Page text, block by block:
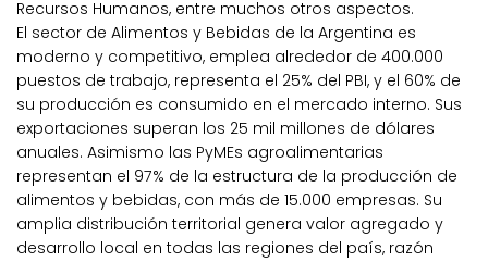
Recursos Humanos, entre muchos otros aspectos.
El sector de Alimentos y Bebidas de la Argentina es
moderno y competitivo, emplea alrededor de 400.000
puestos de trabajo, representa el 25% del PBI, y el 60% de
su producción es consumido en el mercado interno. Sus
exportaciones superan los 25 mil millones de dólares
anuales. Asimismo las PyMEs agroalimentarias
representan el 97% de la estructura de la producción de
alimentos y bebidas, con más de 15.000 empresas. Su
amplia distribución territorial genera valor agregado y
desarrollo local en todas las regiones del país, razón